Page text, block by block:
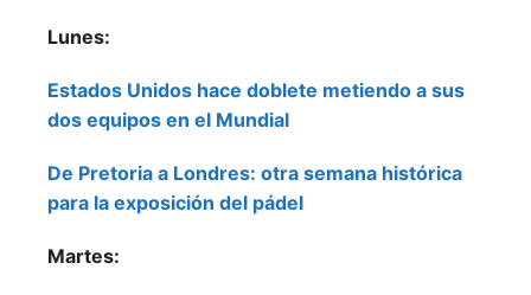
Lunes:
Estados Unidos hace doblete metiendo a sus
dos equipos en el Mundial
De Pretoria a Londres: otra semana histórica
para la exposición del pádel
Martes: